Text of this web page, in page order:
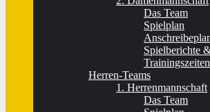
Das Team
Spielplan
Spielberichte
Trainingszeiten
Herren-Teams
1. Herrenmannschaft
Das Team